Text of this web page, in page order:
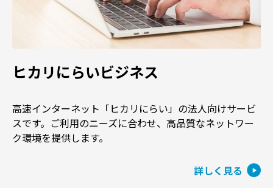
ヒカリにらいビジネス
高速インターネット「ヒカリにらい」の法人向けサービ
スです。ご利用のニーズに合わせ、高品質なネットワー
ク環境を提供します。
詳しく見る